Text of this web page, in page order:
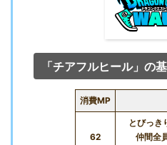
「チアフルヒール」の
消費MP
62
とびっき
仲間全